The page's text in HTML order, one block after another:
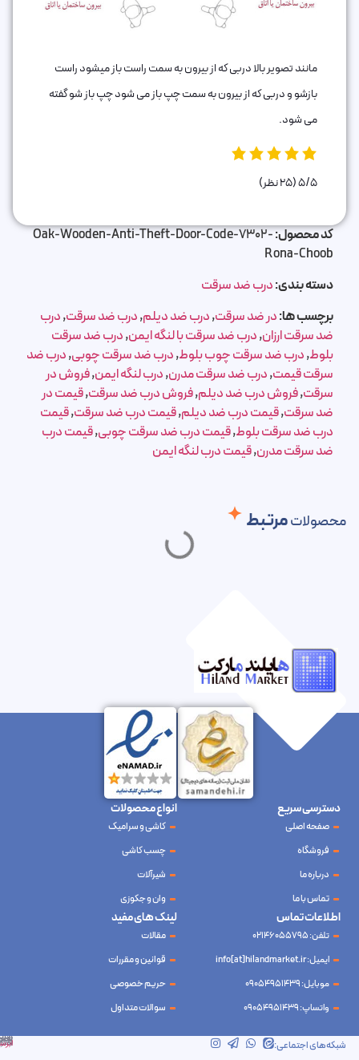
مانند تصویر بالا دربی که از بیرون به سمت راست باز میشود راست
بازشو و دربی که از بیرون به سمت چپ باز می شود چپ باز شو گفته
می شود.
5/5(25 نظر)
کد محصول:Oak-Wooden-Anti-Theft-Door-Code-7302-
Rona-Choob
دسته بندی:درب ضد سرقت
برچسب ها:در ضد سرقت,درب ضد دیلم,درب ضد سرقت,درب
ضد سرقت ارزان,درب ضد سرقت با لنگه ایمن,درب ضد سرقت
بلوط,درب ضد سرقت چوب بلوط,درب ضد سرقت چوبی,درب ضد
سرقت قیمت,درب ضد سرقت مدرن,درب لنگه ایمن,فروش در
سرقت,فروش درب ضد دیلم,فروش درب ضد سرقت,قیمت در
ضد سرقت,قیمت درب ضد دیلم,قیمت درب ضد سرقت,قیمت
درب ضد سرقت بلوط,قیمت درب ضد سرقت چوبی,قیمت درب
ضد سرقت مدرن,قیمت درب لنگه ایمن
محصولاتمرتبط
شبکه‌های اجتماعی: شرکت آینده نوین سام آسیا – طراحی و سئو
ابرسرور
دسترسی سریع
صفحه اصلی
فروشگاه
درباره ما
تماس با ما
انواع محصولات
کاشی و سرامیک
چسب کاشی
شیرآلات
وان و جکوزی
لینک های مفید
مقالات
قوانین و مقررات
حریم خصوصی
سوالات متداول
اطلاعات تماس
تلفن: 02146055795
ایمیل: info[at]hilandmarket.ir
موبایل: 09054951439
واتساپ: 09054951439